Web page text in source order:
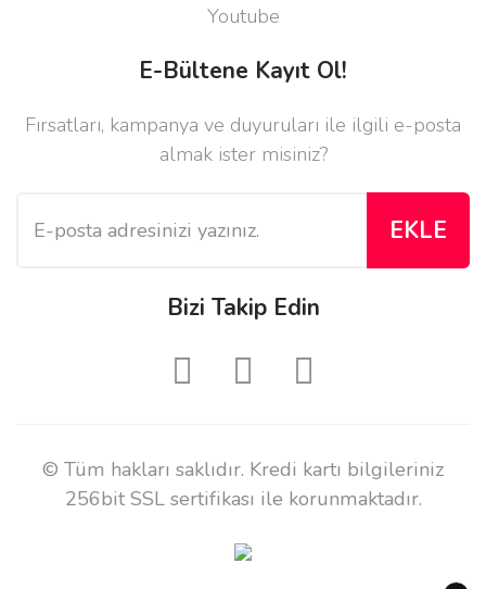
Youtube
E-Bültene Kayıt Ol!
Fırsatları, kampanya ve duyuruları ile ilgili e-posta
almak ister misiniz?
EKLE
Bizi Takip Edin
© Tüm hakları saklıdır. Kredi kartı bilgileriniz
256bit SSL sertifikası ile korunmaktadır.